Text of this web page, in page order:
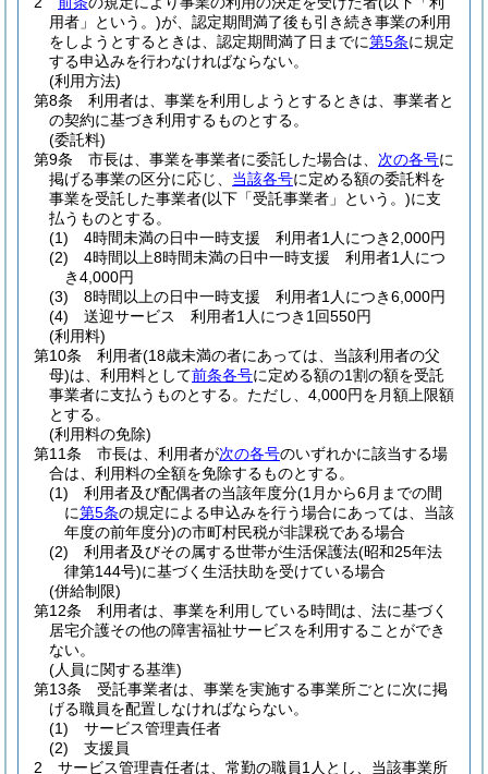
用者」という。)が、認定期間満了後も引き続き事業の利用
をしようとするときは、認定期間満了日までに第5条に規定
する申込みを行わなければならない。
(利用方法)
第8条
利用者は、事業を利用しようとするときは、事業者と
の契約に基づき利用するものとする。
(委託料)
第9条
市長は、事業を事業者に委託した場合は、 次の各号に
掲げる事業の区分に応じ、 当該各号に定める額の委託料を
事業を受託した事業者(以下「受託事業者」という。)に支
払うものとする。
(1)
4時間未満の日中一時支援 利用者1人につき2,000円
(2)
4時間以上8時間未満の日中一時支援 利用者1人につ
き4,000円
(3)
8時間以上の日中一時支援 利用者1人につき6,000円
(4)
送迎サービス 利用者1人につき1回550円
(利用料)
第10条
利用者(18歳未満の者にあっては、当該利用者の父
母)は、利用料として前条各号に定める額の1割の額を受託
事業者に支払うものとする。 ただし、4,000円を月額上限額
とする。
(利用料の免除)
第11条
市長は、利用者が次の各号のいずれかに該当する場
合は、利用料の全額を免除するものとする。
(1)
利用者及び配偶者の当該年度分(1月から6月までの間
に第5条の規定による申込みを行う場合にあっては、当該
年度の前年度分)の市町村民税が非課税である場合
(2)
利用者及びその属する世帯が生活保護法(昭和25年法
律第144号)に基づく生活扶助を受けている場合
(併給制限)
第12条
利用者は、事業を利用している時間は、法に基づく
居宅介護その他の障害福祉サービスを利用することができ
ない。
(人員に関する基準)
第13条
受託事業者は、事業を実施する事業所ごとに次に掲
げる職員を配置しなければならない。
(1)
サービス管理責任者
(2)
支援員
2
サービス管理責任者は、常勤の職員1人とし、当該事業所